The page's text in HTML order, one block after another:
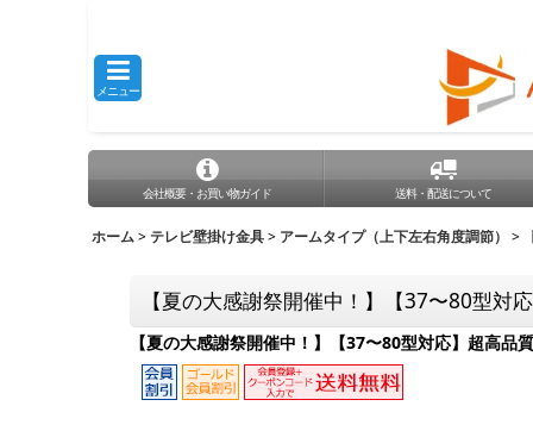
メニュー
会社概要・お買い物ガイド 送料・配送について
ホーム >テレビ壁掛け金具> アームタイプ（上下左右角度調節） >
【夏の大感謝祭開催中！】【37〜80型対
【夏の大感謝祭開催中！】【37〜80型対応】超高